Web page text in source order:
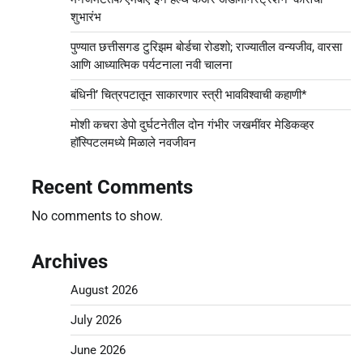
शुभारंभ
पुण्यात छत्तीसगड टुरिझम बोर्डचा रोडशो; राज्यातील वन्यजीव, वारसा
आणि आध्यात्मिक पर्यटनाला नवी चालना
बंधिनी’ चित्रपटातून साकारणार स्त्री भावविश्वाची कहाणी*
मोशी कचरा डेपो दुर्घटनेतील दोन गंभीर जखमींवर मेडिकव्हर
हॉस्पिटलमध्ये मिळाले नवजीवन
Recent Comments
No comments to show.
Archives
August 2026
July 2026
June 2026